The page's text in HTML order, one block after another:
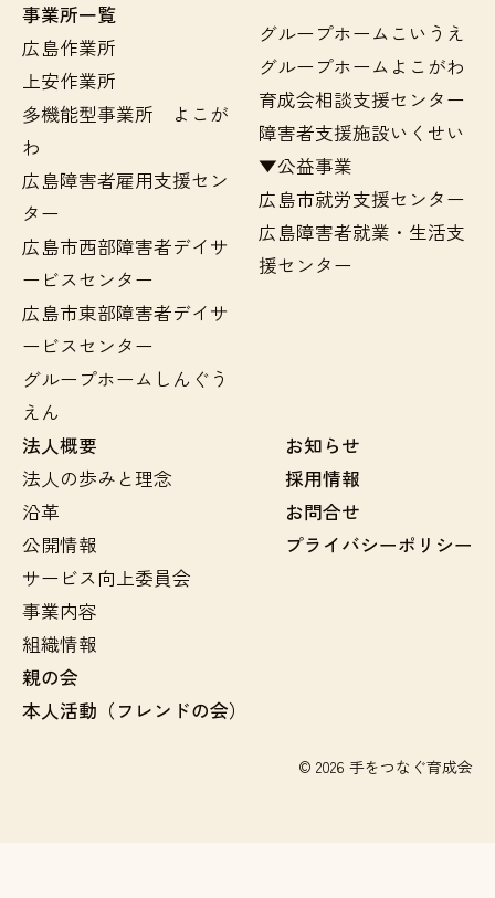
事業所一覧
広島作業所
上安作業所
多機能型事業所 よこが
わ
広島障害者雇用支援セン
ター
広島市西部障害者デイサ
ービスセンター
広島市東部障害者デイサ
ービスセンター
グループホームしんぐう
えん
グループホームこいうえ
グループホームよこがわ
育成会相談支援センター
障害者支援施設いくせい
▼公益事業
広島市就労支援センター
広島障害者就業・生活支
援センター
法人概要
法人の歩みと理念
沿革
公開情報
サービス向上委員会
事業内容
組織情報
お知らせ
採用情報
お問合せ
プライバシーポリシー
親の会
本人活動（フレンドの会）
© 2026 手をつなぐ育成会